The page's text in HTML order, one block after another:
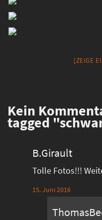
[ZEIGE
Kein
tagged
B.Girault
Tolle Fotos!!!
15. Juni 2016